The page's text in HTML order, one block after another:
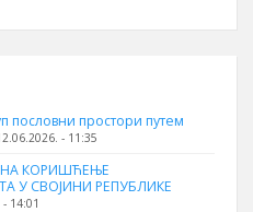
пословни простори путем
- 11:35
НА КОРИШЋЕЊЕ
У СВОЈИНИ РЕПУБЛИКЕ
14:01